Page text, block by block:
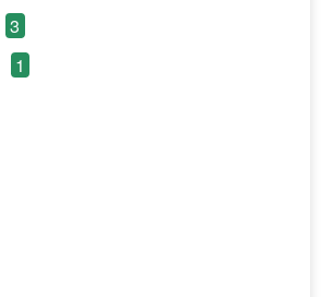
3
1